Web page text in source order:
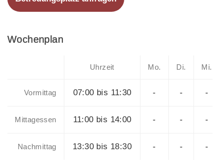
Wochenplan
Uhrzeit Mo. Di. Mi.
Vormittag 07:00 bis 11:30 - - -
Mittagessen 11:00 bis 14:00 - - -
Nachmittag 13:30 bis 18:30 - - -